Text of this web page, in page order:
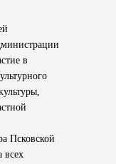
в
Псковской
всех